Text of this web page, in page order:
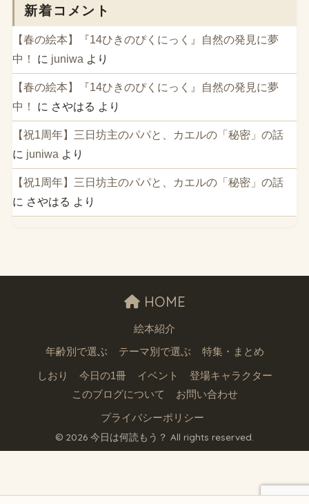
新着コメント
【春の絵本】『14ひきのぴくにっく』自然の発見に夢
中！
に juniwa より
【春の絵本】『14ひきのぴくにっく』自然の発見に夢
中！
に さやはる より
【祝1周年】三日坊主のパパと、カエルの「秘密」の話
に juniwa より
【祝1周年】三日坊主のパパと、カエルの「秘密」の話
に さやはる より
HOME
絵本紹介
年齢別で選ぶ テーマ別で選ぶ 特集・まとめ
しおり 今日の1冊 イベント
登場キャラクター
このブログについて
お問い合わせ
プライバシーポリシー
© 2026 今日は何読もう？ All rights reserved.